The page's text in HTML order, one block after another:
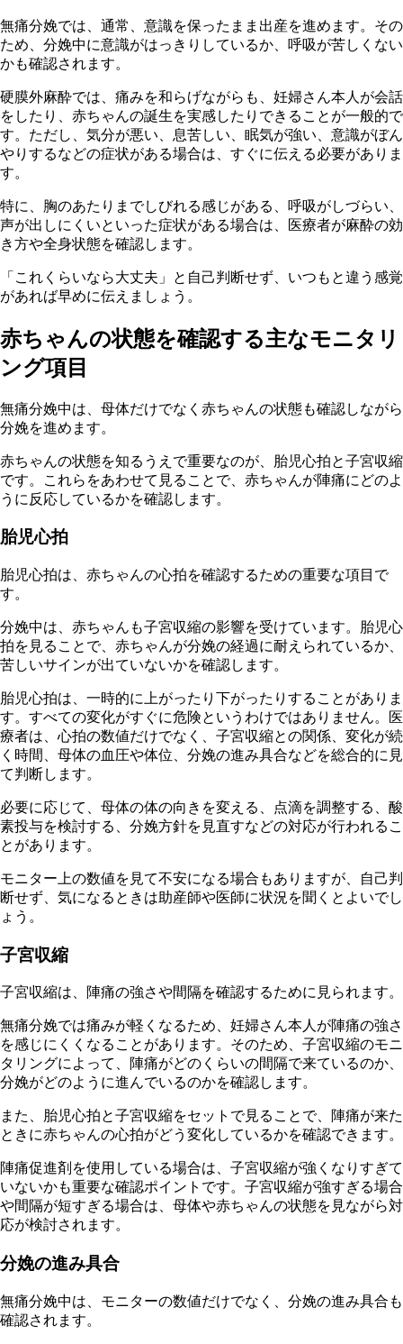
無痛分娩では、通常、意識を保ったまま出産を進めます。その
ため、分娩中に意識がはっきりしているか、呼吸が苦しくない
かも確認されます。
硬膜外麻酔では、痛みを和らげながらも、妊婦さん本人が会話
をしたり、赤ちゃんの誕生を実感したりできることが一般的で
す。ただし、気分が悪い、息苦しい、眠気が強い、意識がぼん
やりするなどの症状がある場合は、すぐに伝える必要がありま
す。
特に、胸のあたりまでしびれる感じがある、呼吸がしづらい、
声が出しにくいといった症状がある場合は、医療者が麻酔の効
き方や全身状態を確認します。
「これくらいなら大丈夫」と自己判断せず、いつもと違う感覚
があれば早めに伝えましょう。
赤ちゃんの状態を確認する主なモニタリ
ング項目
無痛分娩中は、母体だけでなく赤ちゃんの状態も確認しながら
分娩を進めます。
赤ちゃんの状態を知るうえで重要なのが、胎児心拍と子宮収縮
です。これらをあわせて見ることで、赤ちゃんが陣痛にどのよ
うに反応しているかを確認します。
胎児心拍
胎児心拍は、赤ちゃんの心拍を確認するための重要な項目で
す。
分娩中は、赤ちゃんも子宮収縮の影響を受けています。胎児心
拍を見ることで、赤ちゃんが分娩の経過に耐えられているか、
苦しいサインが出ていないかを確認します。
胎児心拍は、一時的に上がったり下がったりすることがありま
す。すべての変化がすぐに危険というわけではありません。医
療者は、心拍の数値だけでなく、子宮収縮との関係、変化が続
く時間、母体の血圧や体位、分娩の進み具合などを総合的に見
て判断します。
必要に応じて、母体の体の向きを変える、点滴を調整する、酸
素投与を検討する、分娩方針を見直すなどの対応が行われるこ
とがあります。
モニター上の数値を見て不安になる場合もありますが、自己判
断せず、気になるときは助産師や医師に状況を聞くとよいでし
ょう。
子宮収縮
子宮収縮は、陣痛の強さや間隔を確認するために見られます。
無痛分娩では痛みが軽くなるため、妊婦さん本人が陣痛の強さ
を感じにくくなることがあります。そのため、子宮収縮のモニ
タリングによって、陣痛がどのくらいの間隔で来ているのか、
分娩がどのように進んでいるのかを確認します。
また、胎児心拍と子宮収縮をセットで見ることで、陣痛が来た
ときに赤ちゃんの心拍がどう変化しているかを確認できます。
陣痛促進剤を使用している場合は、子宮収縮が強くなりすぎて
いないかも重要な確認ポイントです。子宮収縮が強すぎる場合
や間隔が短すぎる場合は、母体や赤ちゃんの状態を見ながら対
応が検討されます。
分娩の進み具合
無痛分娩中は、モニターの数値だけでなく、分娩の進み具合も
確認されます。